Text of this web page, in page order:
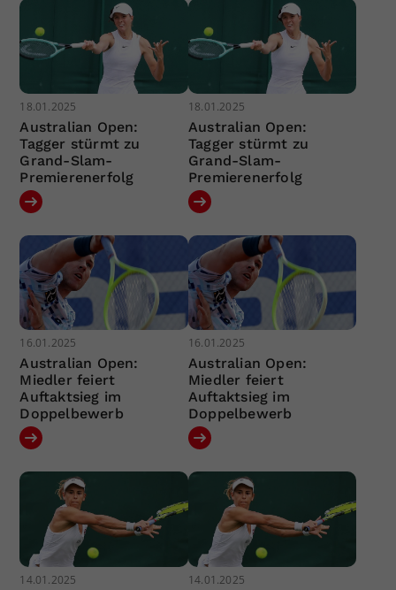
18.01.2025
Australian Open:
Tagger stürmt zu
Grand-Slam-
Premierenerfolg
18.01.2025
Australian Open:
Tagger stürmt zu
Grand-Slam-
Premierenerfolg
16.01.2025
Australian Open:
Miedler feiert
Auftaktsieg im
Doppelbewerb
16.01.2025
Australian Open:
Miedler feiert
Auftaktsieg im
Doppelbewerb
14.01.2025 14.01.2025